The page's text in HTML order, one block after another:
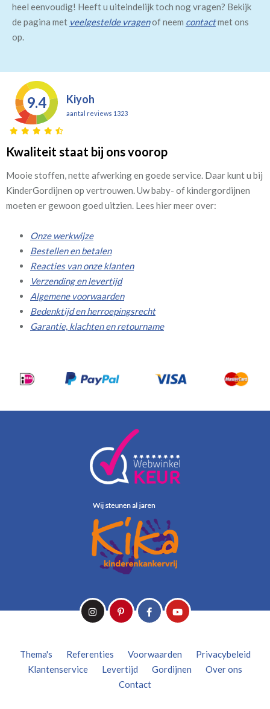
heel eenvoudig! Heeft u uiteindelijk toch nog vragen? Bekijk
de pagina met veelgestelde vragenof neem contactmet ons
op.
9.4 Kiyoh
aantal reviews 1323
Kwaliteit staat bij ons voorop
Mooie stoffen, nette afwerking en goede service. Daar kunt u bij
KinderGordijnen op vertrouwen. Uw baby- of kindergordijnen
moeten er gewoon goed uitzien. Lees hier meer over:
Onze werkwijze
Bestellen en betalen
Reacties van onze klanten
Verzending en levertijd
Algemene voorwaarden
Bedenktijd en herroepingsrecht
Garantie, klachten en retourname
Thema's Referenties Voorwaarden
Privacybeleid
Klantenservice
Levertijd Gordijnen
Over ons
Contact